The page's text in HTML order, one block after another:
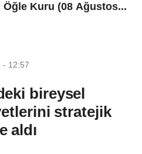
Öğle Kuru (08 Ağustos...
- 12:57
bireysel
stratejik
aldı